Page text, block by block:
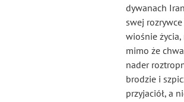
dywanach
swej
wiośnie
mimo że
nader
brodzie i
przyjaciół, a